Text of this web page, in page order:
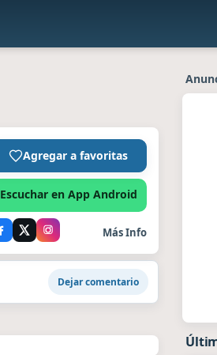
Agregar a favoritas
Escuchar en App Android
Más Info
Dejar comentario